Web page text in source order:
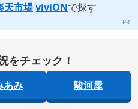
天市場 viviONで探す
をチェック！
あみ 駿河屋